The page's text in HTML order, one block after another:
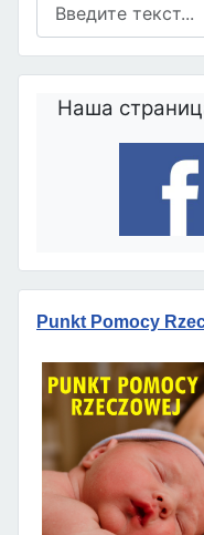
Наша
Punkt Pomocy